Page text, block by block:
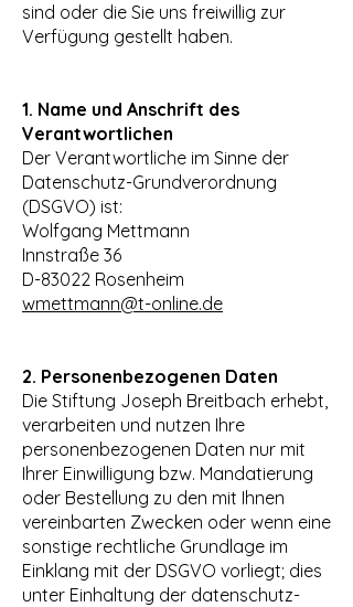
sind oder die Sie uns freiwillig zur
Verfügung gestellt haben.
1. Name und Anschrift des
Verantwortlichen
Der Verantwortliche im Sinne der
Datenschutz-Grundverordnung
(DSGVO) ist:
Wolfgang Mettmann
Innstraße 36
D-83022 Rosenheim
wmettmann@t-online.de
2. Personenbezogenen Daten
Die Stiftung Joseph Breitbach erhebt,
verarbeiten und nutzen Ihre
personenbezogenen Daten nur mit
Ihrer Einwilligung bzw. Mandatierung
oder Bestellung zu den mit Ihnen
vereinbarten Zwecken oder wenn eine
sonstige rechtliche Grundlage im
Einklang mit der DSGVO vorliegt; dies
unter Einhaltung der datenschutz-